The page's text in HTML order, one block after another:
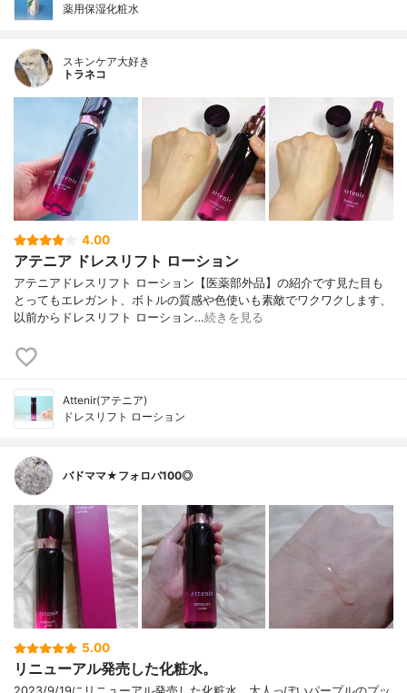
薬用保湿化粧水
スキンケア大好き
トラネコ
4.00
アテニア ドレスリフト ローション
アテニアドレスリフト ローション【医薬部外品】の紹介です見た目も
とってもエレガント、ボトルの質感や色使いも素敵でワクワクします、
以前からドレスリフト ローション…続きを見る
Attenir(アテニア)
ドレスリフト ローション
バドママ★フォロバ100◎
5.00
リニューアル発売した化粧水。